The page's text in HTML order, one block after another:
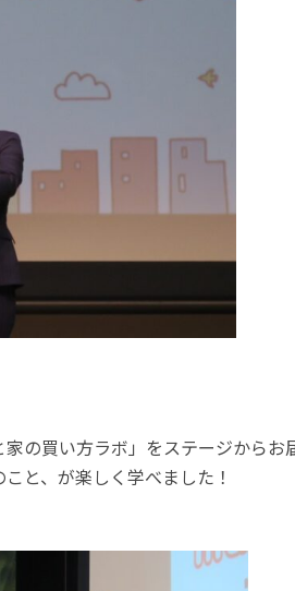
の買い方ラボ」をステージからお
と、が楽しく学べました！